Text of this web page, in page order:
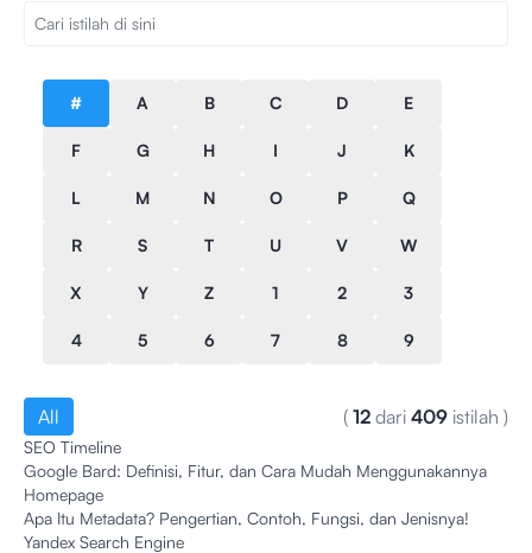
# A B C D E
F G H I J K
L M N O P Q
R S T U V W
X Y Z 1 2 3
4 5 6 7 8 9
All ( 12 dari 409 istilah )
SEO Timeline
Google Bard: Definisi, Fitur, dan Cara Mudah Menggunakannya
Homepage
Apa Itu Metadata? Pengertian, Contoh, Fungsi, dan Jenisnya!
Yandex Search Engine